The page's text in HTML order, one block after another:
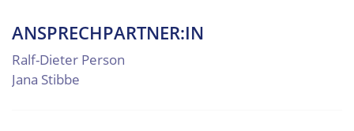
ANSPRECHPARTNER:IN
Ralf-Dieter Person
Jana Stibbe